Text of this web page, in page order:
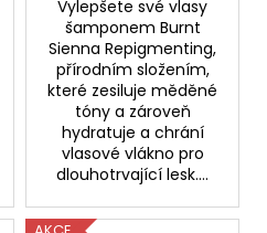
Vylepšete své vlasy
šamponem Burnt
Sienna Repigmenting,
přírodním složením,
které zesiluje měděné
tóny a zároveň
hydratuje a chrání
vlasové vlákno pro
dlouhotrvající lesk....